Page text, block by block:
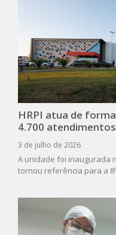
HRPI atua de
4.700
3 de julho de 2026
A unidade foi inaugurada
tornou referência para a